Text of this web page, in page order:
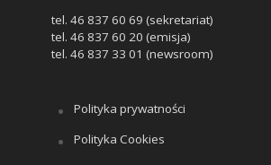
tel. 46 837 60 69 (sekretariat)
tel. 46 837 60 20 (emisja)
tel. 46 837 33 01 (newsroom)
Polityka prywatności
Polityka Cookies